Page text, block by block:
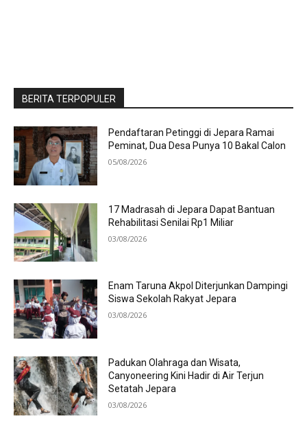
BERITA TERPOPULER
Pendaftaran Petinggi di Jepara Ramai
Peminat, Dua Desa Punya 10 Bakal Calon
05/08/2026
17 Madrasah di Jepara Dapat Bantuan
Rehabilitasi Senilai Rp1 Miliar
03/08/2026
Enam Taruna Akpol Diterjunkan Dampingi
Siswa Sekolah Rakyat Jepara
03/08/2026
Padukan Olahraga dan Wisata,
Canyoneering Kini Hadir di Air Terjun
Setatah Jepara
03/08/2026